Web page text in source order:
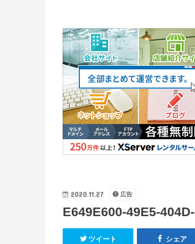
2020.11.27 広告
E649E600-49E5-
ツイート シェア